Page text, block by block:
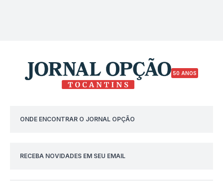
50 ANOS
ONDE ENCONTRAR O JORNAL OPÇÃO
RECEBA NOVIDADES EM SEU EMAIL